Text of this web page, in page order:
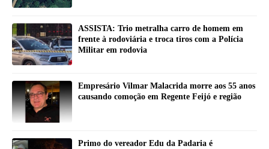
ASSISTA: Trio metralha carro de homem em
frente à rodoviária e troca tiros com a Polícia
Militar em rodovia
Empresário Vilmar Malacrida morre aos 55 anos
causando comoção em Regente Feijó e região
Primo do vereador Edu da Padaria é